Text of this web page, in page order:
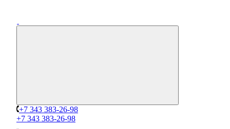
+7 343 383-26-98
+7 343 383-26-98